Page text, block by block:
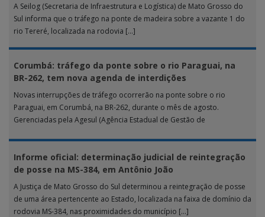
A Seilog (Secretaria de Infraestrutura e Logística) de Mato Grosso do
Sul informa que o tráfego na ponte de madeira sobre a vazante 1 do
rio Tereré, localizada na rodovia […]
Corumbá: tráfego da ponte sobre o rio Paraguai, na
BR-262, tem nova agenda de interdições
Novas interrupções de tráfego ocorrerão na ponte sobre o rio
Paraguai, em Corumbá, na BR-262, durante o mês de agosto.
Gerenciadas pela Agesul (Agência Estadual de Gestão de
Informe oficial: determinação judicial de reintegração
de posse na MS-384, em Antônio João
A Justiça de Mato Grosso do Sul determinou a reintegração de posse
de uma área pertencente ao Estado, localizada na faixa de domínio da
rodovia MS-384, nas proximidades do município […]